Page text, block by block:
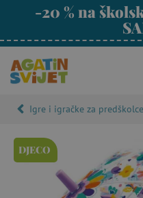
-20 % na
Igre i igračke za predškolce
DJECO